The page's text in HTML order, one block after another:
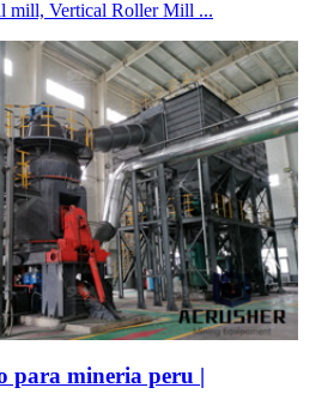
mill, Vertical Roller Mill ...
para mineria peru |